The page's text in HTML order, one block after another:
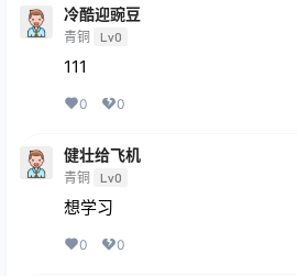
冷酷迎豌豆
青铜 Lv0
111
0 0
健壮给飞机
青铜 Lv0
想学习
0 0